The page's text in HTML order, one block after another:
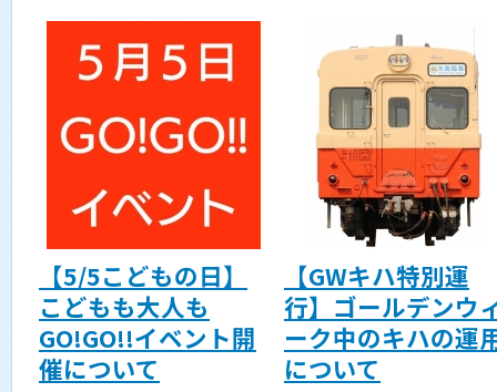
【5/5こどもの日】
こどもも大人も
GO!GO!!イベント開
催について
【GWキハ特別運
行】ゴールデンウ
ーク中のキハの運
について